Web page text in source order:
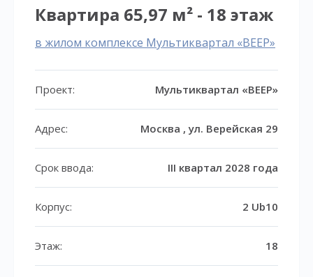
Квартира 65,97 м² - 18 этаж
в жилом комплексе Мультиквартал «ВЕЕР»
Проект: Мультиквартал «ВЕЕР»
Адрес: Москва , ул. Верейская 29
Срок ввода: III квартал 2028 года
Корпус: 2 Ub10
Этаж: 18